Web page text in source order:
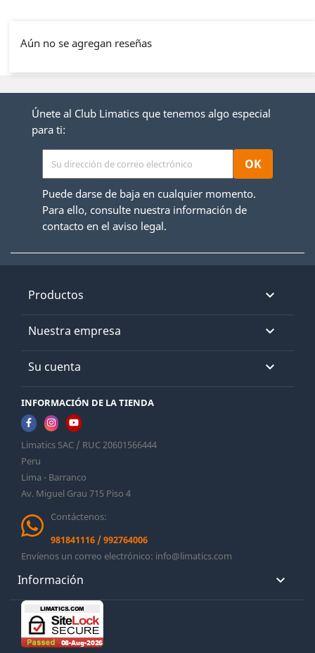
Aún no se agregan reseñas
Únete al Club Limatics que tenemos algo especial
para ti:
Puede darse de baja en cualquier momento.
Para ello, consulte nuestra información de
contacto en el aviso legal.
Productos 
Nuestra empresa 
Su cuenta 
INFORMACIÓN DE LA TIENDA
Limatics SAC / RUC 20601566444
Peru
Lima - Barranco
Av. Miguel Grau 715 Piso 4
Contáctenos:
981841116 /992764006
Envíenos un correo electrónico: info@limatics.com
Información 